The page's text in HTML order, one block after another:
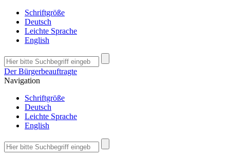
Schriftgröße
Deutsch
Leichte Sprache
English
Der Bürgerbeauftragte
Navigation
Schriftgröße
Deutsch
Leichte Sprache
English